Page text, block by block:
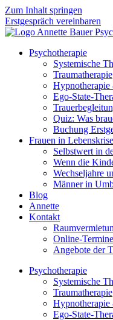
Zum Inhalt springen
Erstgespräch vereinbaren
Psychotherapie
Systemische
Traumatherapie
Ego-State-
Quiz: Was
Buchung
Frauen in
Selbstwert in
Wenn die
Wechseljahre
Männer in
Blog
Annette
Kontakt
Online-
Angebote der
Psychotherapie
Systemische
Traumatherapie
Ego-State-